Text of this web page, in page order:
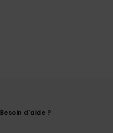
Besoin d'aide ?